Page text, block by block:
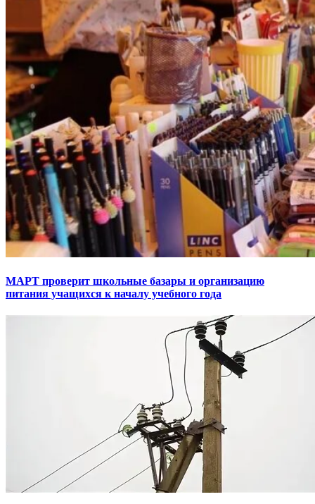
МАРТ проверит школьные базары и организацию
питания учащихся к началу учебного года